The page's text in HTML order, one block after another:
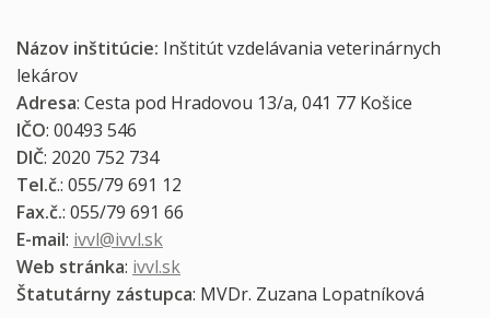
Názov inštitúcie: Inštitút vzdelávania veterinárnych
lekárov
Adresa: Cesta pod Hradovou 13/a, 041 77 Košice
IČO: 00493 546
DIČ: 2020 752 734
Tel.č.: 055/79 691 12
Fax.č.: 055/79 691 66
E-mail: ivvl@ivvl.sk
Web stránka: ivvl.sk
Štatutárny zástupca: MVDr. Zuzana Lopatníková